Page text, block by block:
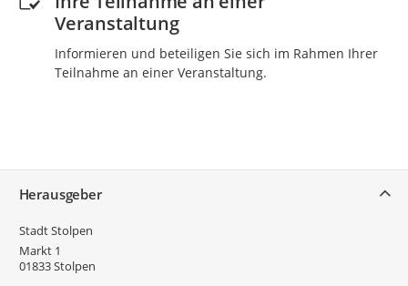
Veranstaltung
Informieren und beteiligen Sie sich im Rahmen Ihrer
Teilnahme an einer Veranstaltung.
Herausgeber
Stadt Stolpen
Markt 1
01833Stolpen